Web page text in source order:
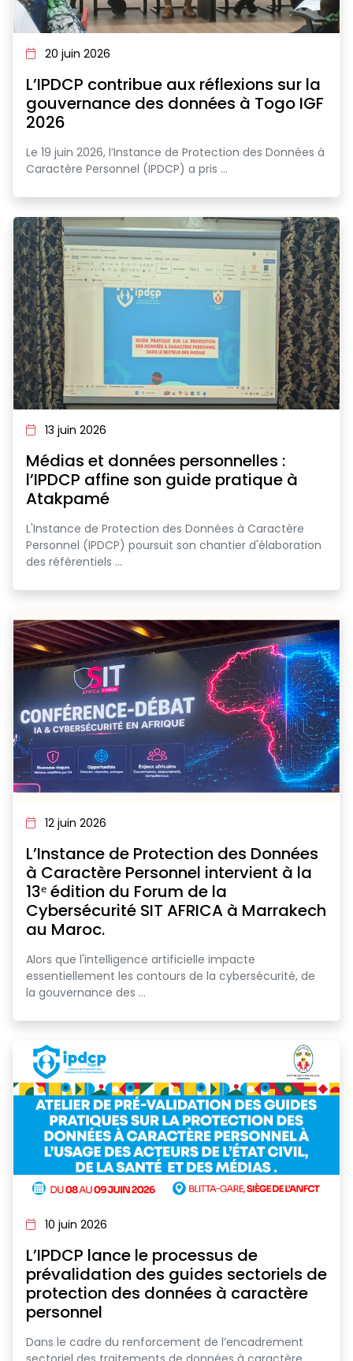
20 juin 2026
L’IPDCP contribue aux réflexions sur la
gouvernance des données à Togo IGF
2026
Le 19 juin 2026, l’Instance de Protection des Données à
Caractère Personnel (IPDCP) a pris ...
13 juin 2026
Médias et données personnelles :
l’IPDCP affine son guide pratique à
Atakpamé
L'Instance de Protection des Données à Caractère
Personnel (IPDCP) poursuit son chantier d'élaboration
des référentiels ...
12 juin 2026
L’Instance de Protection des Données
à Caractère Personnel intervient à la
13ᵉ édition du Forum de la
Cybersécurité SIT AFRICA à Marrakech
au Maroc.
Alors que l'intelligence artificielle impacte
essentiellement les contours de la cybersécurité, de
la gouvernance des ...
10 juin 2026
L’IPDCP lance le processus de
prévalidation des guides sectoriels de
protection des données à caractère
personnel
Dans le cadre du renforcement de l’encadrement